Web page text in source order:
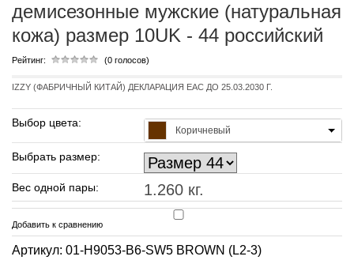
демисезонные мужские (натуральная
кожа) размер 10UK - 44 российский
Рейтинг: (0 голосов)
IZZY (ФАБРИЧНЫЙ КИТАЙ) ДЕКЛАРАЦИЯ EAC ДО 25.03.2030 Г.
Выбор цвета:
Коричневый
Выбрать размер:
Вес одной пары: 1.260 кг.
Добавить к сравнению
Артикул: 01-H9053-B6-SW5 BROWN (L2-3)